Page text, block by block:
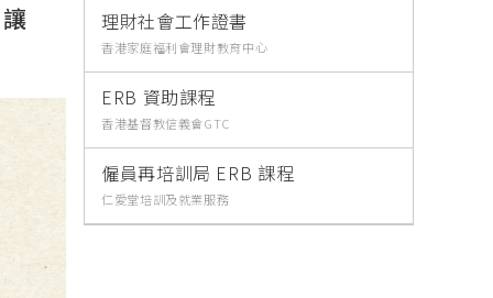
進修生活 Sep / Oct 2022
網上揭頁版
下載PDF
進修生活
理財社會工作證書
香港家庭福利會理財教育中心
ERB 資助課程
香港基督教信義會GTC
僱員再培訓局 ERB 課程
仁愛堂培訓及就業服務